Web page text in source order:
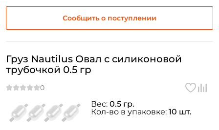
Сообщить о поступлении
Груз Nautilus Овал с силиконовой
трубочкой 0.5 гр
Вес: 0.5 гр.
Кол-во в упаковке: 10 шт.